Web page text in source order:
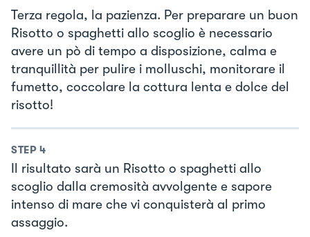
Terza regola, la pazienza. Per preparare un buon
Risotto o spaghetti allo scoglio è necessario
avere un pò di tempo a disposizione, calma e
tranquillità per pulire i molluschi, monitorare il
fumetto, coccolare la cottura lenta e dolce del
risotto!
STEP 4
Il risultato sarà un Risotto o spaghetti allo
scoglio dalla cremosità avvolgente e sapore
intenso di mare che vi conquisterà al primo
assaggio.